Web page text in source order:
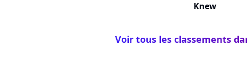
Knew
Voir tous les classements